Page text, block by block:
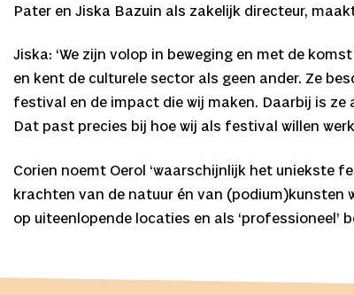
Pater en Jiska Bazuin als zakelijk directeur,
Jiska: ‘We zijn volop in beweging en met de
en kent de culturele sector als geen ander. Ze
festival en de impact die wij maken. Daarbij is
Dat past precies bij hoe wij als festival willen
Corien noemt Oerol ‘waarschijnlijk het uniekste
krachten van de natuur én van (podium)kunsten
op uiteenlopende locaties en als ‘professioneel’